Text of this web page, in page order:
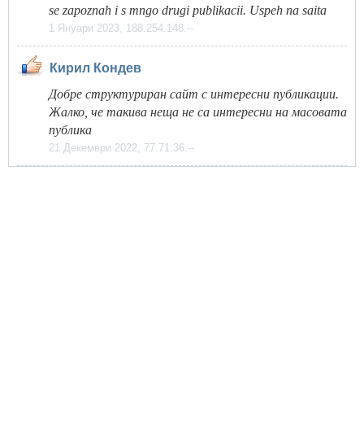
se zapoznah i s mngo drugi publikacii. Uspeh na saita
1 Януари 2023, 188.254.148.--
Кирил Кондев
Добре структуриран сайт с интересни публикации.
Жалко, че такива неща не са интересни на масовата
публика
21 Декември 2022, 77.71.36.--